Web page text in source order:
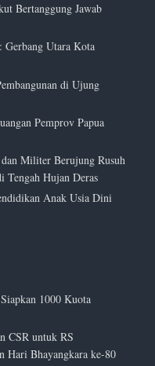
Bertanggung Jawab
Utara Kota
di Ujung
Pemprov Papua
Militer Berujung Rusuh
Tengah Hujan Deras
Anak Usia Dini
1000 Kuota
CSR untuk RS
Hari Bhayangkara ke-80